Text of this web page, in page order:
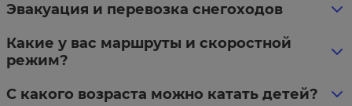
Эвакуация и перевозка снегоходов
Какие у вас маршруты и скоростной
режим?
С какого возраста можно катать детей?